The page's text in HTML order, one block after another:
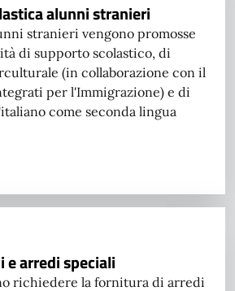
alunni stranieri
stranieri vengono promosse
di supporto scolastico, di
(in collaborazione con il
per l'Immigrazione) e di
come seconda lingua
arredi speciali
richiedere la fornitura di arredi